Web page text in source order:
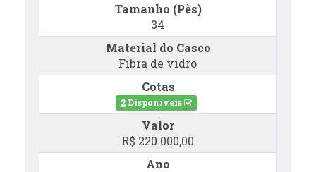
Tamanho (Pès)
34
Material do Casco
Fibra de vidro
Cotas
2 Disponíveis
Valor
R$ 220.000,00
Ano